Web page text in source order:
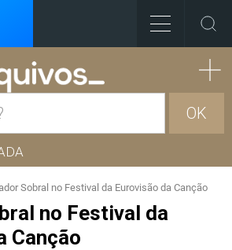
OK
Sobral no Festival da Eurovisão da Canção
no Festival da
Canção